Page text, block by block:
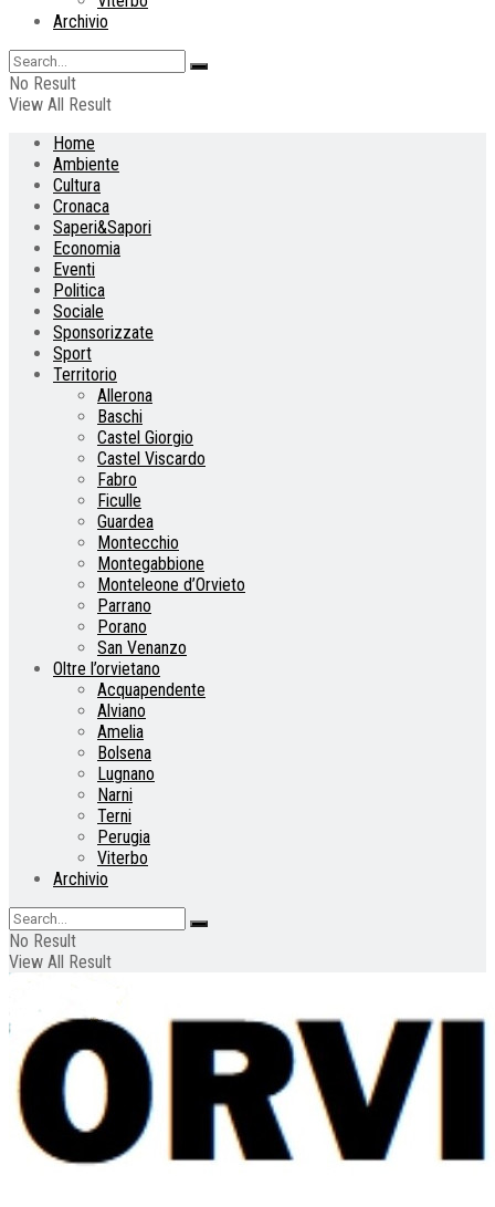
Archivio
No Result
View All Result
Home
Ambiente
Cultura
Cronaca
Saperi&Sapori
Economia
Eventi
Politica
Sociale
Sponsorizzate
Sport
Territorio
Allerona
Baschi
Castel Giorgio
Castel Viscardo
Fabro
Ficulle
Guardea
Montecchio
Montegabbione
Monteleone d’Orvieto
Parrano
Porano
San Venanzo
Oltre l’orvietano
Acquapendente
Alviano
Amelia
Bolsena
Lugnano
Narni
Terni
Perugia
Viterbo
Archivio
No Result
View All Result